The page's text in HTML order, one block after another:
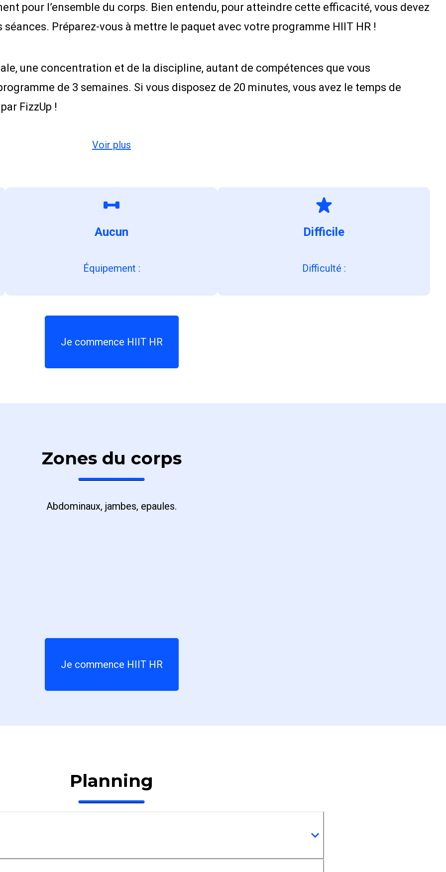
pour l’ensemble du corps. Bien entendu, pour atteindre cette efficacité, vous devez
Préparez-vous à mettre le paquet avec votre programme HIIT HR !
une concentration et de la discipline, autant de compétences que vous
de 3 semaines. Si vous disposez de 20 minutes, vous avez le temps de
FizzUp !
Voir plus
Aucun
Équipement :
Difficile
Difficulté :
Je commence HIIT HR
Zones du corps
Abdominaux, jambes, epaules.
Je commence HIIT HR
Planning